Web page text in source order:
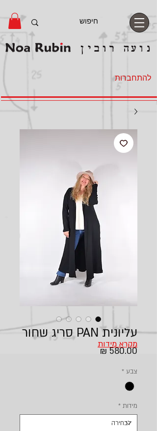
להתחברות
עליונית PAN סריג שחור
מחיר
צבע *
מידות *
מקרא מידות